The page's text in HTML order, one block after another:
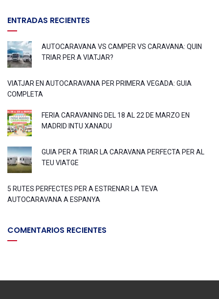
ENTRADAS RECIENTES
AUTOCARAVANA VS CAMPER VS CARAVANA: QUIN
TRIAR PER A VIATJAR?
VIATJAR EN AUTOCARAVANA PER PRIMERA VEGADA: GUIA
COMPLETA
FERIA CARAVANING DEL 18 AL 22 DE MARZO EN
MADRID INTU XANADU
GUIA PER A TRIAR LA CARAVANA PERFECTA PER AL
TEU VIATGE
5 RUTES PERFECTES PER A ESTRENAR LA TEVA
AUTOCARAVANA A ESPANYA
COMENTARIOS RECIENTES